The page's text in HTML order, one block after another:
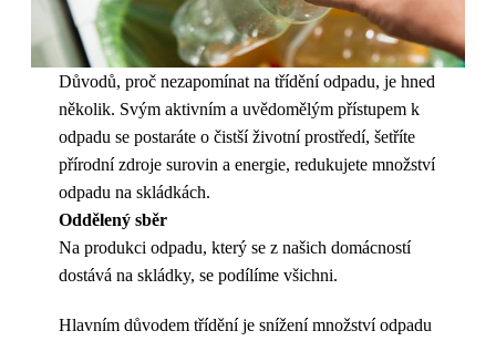
Důvodů, proč nezapomínat na třídění odpadu, je hned
několik. Svým aktivním a uvědomělým přístupem k
odpadu se postaráte o čistší životní prostředí, šetříte
přírodní zdroje surovin a energie, redukujete množství
odpadu na skládkách.
Oddělený sběr
Na produkci odpadu, který se z našich domácností
dostává na skládky, se podílíme všichni.
Hlavním důvodem třídění je snížení množství odpadu